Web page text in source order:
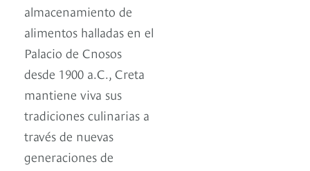
almacenamiento de
alimentos halladas en el
Palacio de Cnosos
desde 1900 a.C., Creta
mantiene viva sus
tradiciones culinarias a
través de nuevas
generaciones de